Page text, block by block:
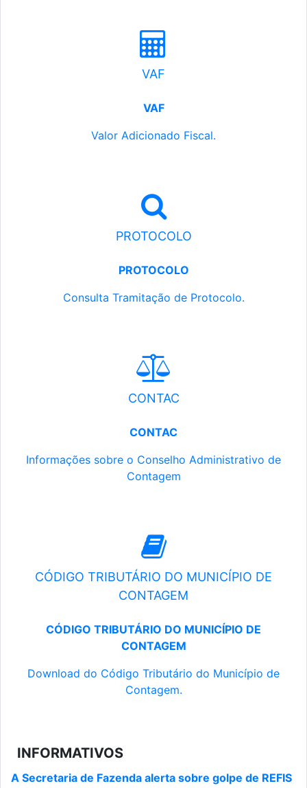
VAF
VAF
Valor Adicionado Fiscal.
PROTOCOLO
PROTOCOLO
Consulta Tramitação de Protocolo.
CONTAC
CONTAC
Informações sobre o Conselho Administrativo de
Contagem
CÓDIGO TRIBUTÁRIO DO MUNICÍPIO DE
CONTAGEM
CÓDIGO TRIBUTÁRIO DO MUNICÍPIO DE
CONTAGEM
Download do Código Tributário do Município de
Contagem.
INFORMATIVOS
A Secretaria de Fazenda alerta sobre golpe de REFIS